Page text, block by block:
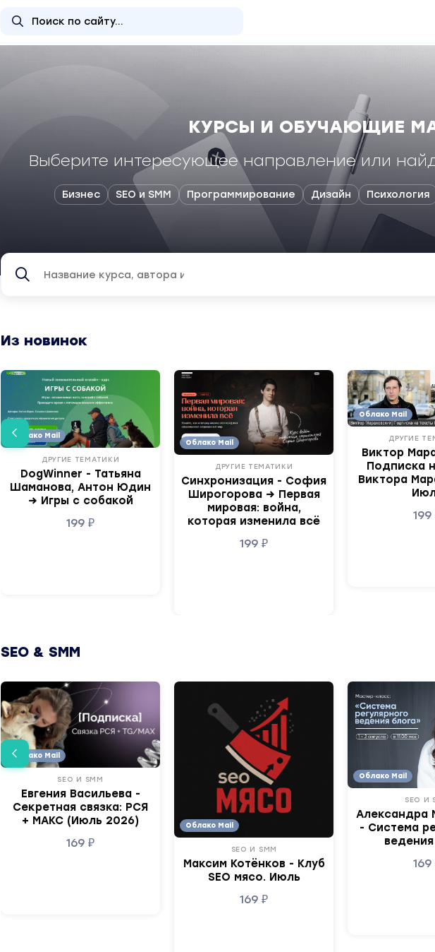
КУРСЫ И ОБУЧАЮЩИЕ
Выберите интересующее направление или
Бизнес SEO и SMM Программирование Дизайн Психология
Из новинок
Облако Mail
ДРУГИЕ ТЕМАТИКИ
DogWinner - Татьяна
Шаманова, Антон Юдин
→ Игры с собакой
199₽
Облако Mail
ДРУГИЕ ТЕМАТИКИ
Синхронизация - София
Широгорова → Первая
мировая: война,
которая изменила всё
199₽
Облако Mail
ДРУГИЕ
Виктор
Подписка
Виктора
199
SEO & SMM
Облако Mail
SEO И SMM
Евгения Васильева -
Секретная связка: РСЯ
+ МАКС (Июль 2026)
169₽
Облако Mail
SEO И SMM
Максим Котёнков - Клуб
SEO мясо. Июль
169₽
Облако Mail
SEO И
Александра
- Система
169